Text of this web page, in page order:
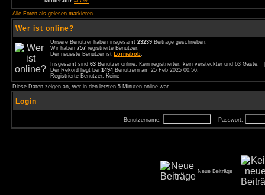
Alle Foren als gelesen markieren
Wer ist online?
Unsere Benutzer haben insgesamt 23239 Beiträge geschrieben.
Wir haben 757 registrierte Benutzer.
Der neueste Benutzer ist Lorriebob.
Insgesamt sind 63 Benutzer online: Kein registrierter, kein versteckter und 63
Der Rekord liegt bei 1494 Benutzern am 25 Feb 2025 00:56.
Registrierte Benutzer: Keine
Diese Daten zeigen an, wer in den letzten 5 Minuten online war.
Login
Benutzername: Passwort:
Neue Beiträge